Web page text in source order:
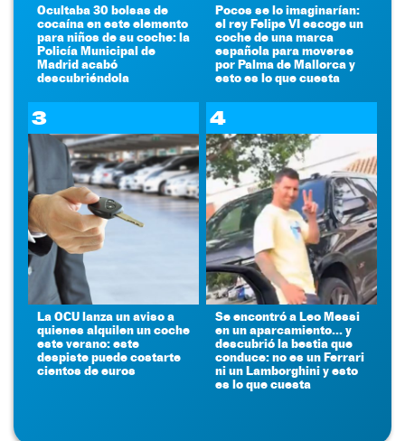
Ocultaba 30 bolsas de
cocaína en este elemento
para niños de su coche: la
Policía Municipal de
Madrid acabó
descubriéndola
Pocos se lo imaginarían:
el rey Felipe VI escoge un
coche de una marca
española para moverse
por Palma de Mallorca y
esto es lo que cuesta
3
La OCU lanza un aviso a
quienes alquilen un coche
este verano: este
despiste puede costarte
cientos de euros
4
Se encontró a Leo Messi
en un aparcamiento... y
descubrió la bestia que
conduce: no es un Ferrari
ni un Lamborghini y esto
es lo que cuesta